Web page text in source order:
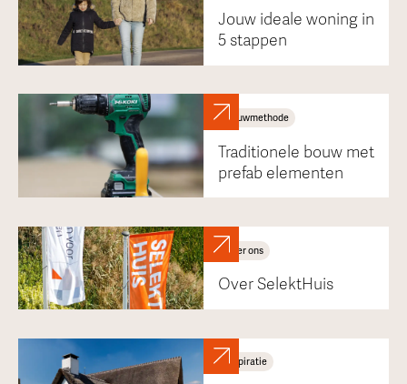
Jouw ideale woning in
5 stappen
Bouwmethode
Traditionele bouw met
prefab elementen
Over ons
Over SelektHuis
Inspiratie